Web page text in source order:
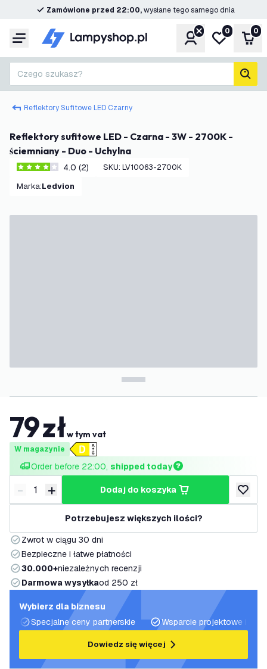
Zamówione przed 22:00,wysłane tego samego dnia
Menu KontoMoja lista
0 0
Czego szukasz?
Reflektory Sufitowe LED Czarny
Reflektory sufitowe LED - Czarna - 3W - 2700K -
ściemniany - Duo - Uchylna
4 Gwiazdki oceny
4.0 (2) SKU: LV10063-2700K
Marka: Ledvion
79złw tym vat
W magazynie
Order before 22:00, shipped today
Zmniejsz ilość
- Zwiększ ilość
+ dodaj do koszyka
dodaj
Potrzebujesz większych ilości?
Zwrot w ciągu 30 dni
Bezpieczne i łatwe płatności
30.000+niezależnych recenzji
Darmowa wysyłkaod 250 zł
Wybierz dla biznesu
Specjalne ceny partnerskie
Wsparcie projektowe i
Dowiedz się więcej